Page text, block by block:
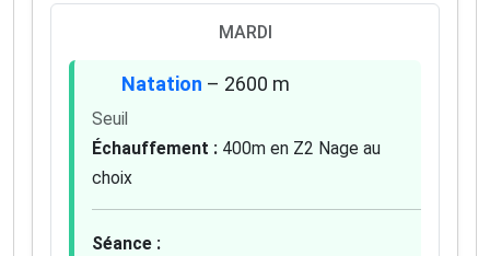
🚴‍♂️ Rejoignez la communauté des coureurs
et triathlètes passionnés
MARDI
Natation – 2600 m
Seuil
Échauffement : 400m en Z2 Nage au
choix
Séance :